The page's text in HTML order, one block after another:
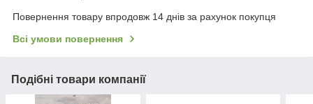
Повернення товару впродовж 14 днів за рахунок покупця
Всі умови повернення
Подібні товари компанії